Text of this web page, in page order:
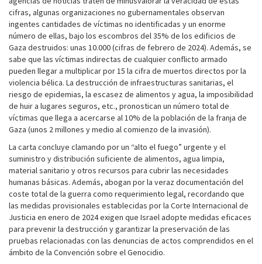
cifras, algunas organizaciones no gubernamentales observan
ingentes cantidades de víctimas no identificadas y un enorme
número de ellas, bajo los escombros del 35% de los edificios de
Gaza destruidos: unas 10.000 (cifras de febrero de 2024). Además, se
sabe que las víctimas indirectas de cualquier conflicto armado
pueden llegar a multiplicar por 15 la cifra de muertos directos por la
violencia bélica. La destrucción de infraestructuras sanitarias, el
riesgo de epidemias, la escasez de alimentos y agua, la imposibilidad
de huir a lugares seguros, etc., pronostican un número total de
víctimas que llega a acercarse al 10% de la población de la franja de
Gaza (unos 2 millones y medio al comienzo de la invasión).
La carta concluye clamando por un “alto el fuego” urgente y el
suministro y distribución suficiente de alimentos, agua limpia,
material sanitario y otros recursos para cubrir las necesidades
humanas básicas. Además, abogan por la veraz documentación del
coste total de la guerra como requerimiento legal, recordando que
las medidas provisionales establecidas por la Corte Internacional de
Justicia en enero de 2024 exigen que Israel adopte medidas eficaces
para prevenir la destrucción y garantizar la preservación de las
pruebas relacionadas con las denuncias de actos comprendidos en el
ámbito de la Convención sobre el Genocidio.